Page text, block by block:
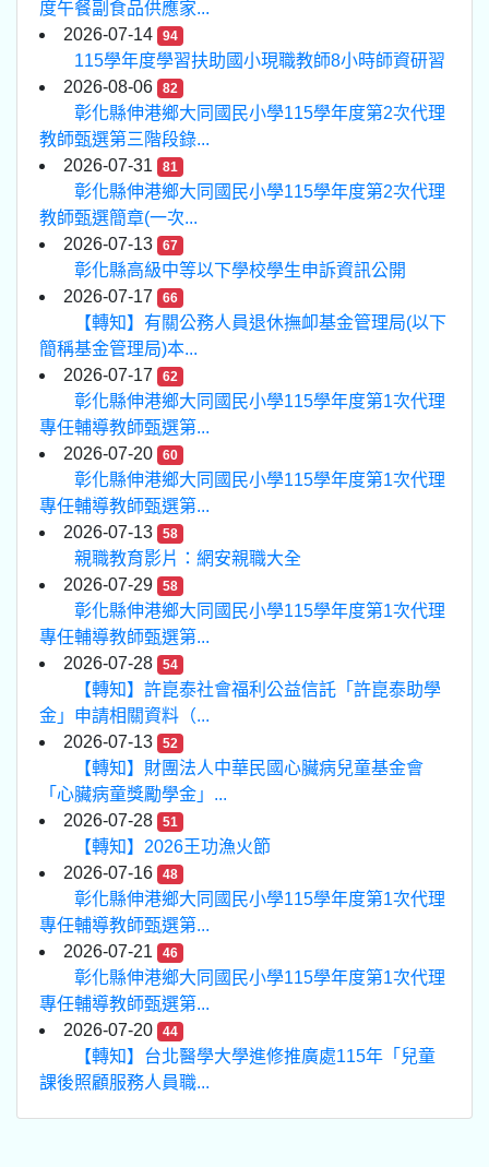
度午餐副食品供應家...
2026-07-14
94
115學年度學習扶助國小現職教師8小時師資研習
2026-08-06
82
彰化縣伸港鄉大同國民小學115學年度第2次代理
教師甄選第三階段錄...
2026-07-31
81
彰化縣伸港鄉大同國民小學115學年度第2次代理
教師甄選簡章(一次...
2026-07-13
67
彰化縣高級中等以下學校學生申訴資訊公開
2026-07-17
66
【轉知】有關公務人員退休撫卹基金管理局(以下
簡稱基金管理局)本...
2026-07-17
62
彰化縣伸港鄉大同國民小學115學年度第1次代理
專任輔導教師甄選第...
2026-07-20
60
彰化縣伸港鄉大同國民小學115學年度第1次代理
專任輔導教師甄選第...
2026-07-13
58
親職教育影片：網安親職大全
2026-07-29
58
彰化縣伸港鄉大同國民小學115學年度第1次代理
專任輔導教師甄選第...
2026-07-28
54
【轉知】許崑泰社會福利公益信託「許崑泰助學
金」申請相關資料（...
2026-07-13
52
【轉知】財團法人中華民國心臟病兒童基金會
「心臟病童獎勵學金」...
2026-07-28
51
【轉知】2026王功漁火節
2026-07-16
48
彰化縣伸港鄉大同國民小學115學年度第1次代理
專任輔導教師甄選第...
2026-07-21
46
彰化縣伸港鄉大同國民小學115學年度第1次代理
專任輔導教師甄選第...
2026-07-20
44
【轉知】台北醫學大學進修推廣處115年「兒童
課後照顧服務人員職...